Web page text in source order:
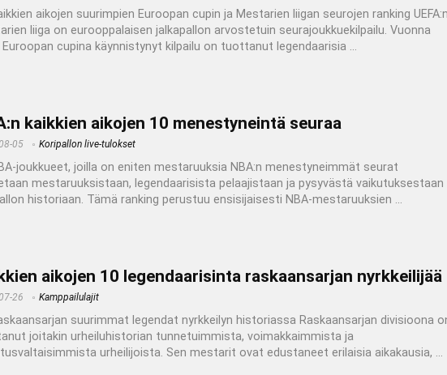
aikojen suurimpien Euroopan cupin ja Mestarien liigan seurojen ranking
liiga on eurooppalaisen jalkapallon arvostetuin seurajoukkuekilpailu. Vuonna
Euroopan cupina käynnistynyt kilpailu on tuottanut legendaarisia ...
kaikkien aikojen 10 menestyneintä seuraa
05 Koripallon live-tulokset
joukkueet, joilla on eniten mestaruuksia NBA:n menestyneimmät seurat
mestaruuksistaan, legendaarisista pelaajistaan ja pysyvästä vaikutuksestaan
historiaan. Tämä ranking perustuu ensisijaisesti NBA-mestaruuksien ...
aikojen 10 legendaarisinta raskaansarjan nyrkkeilijää
26 Kamppailulajit
suurimmat legendat nyrkkeilyn historiassa Raskaansarjan divisioona
joitakin urheiluhistorian tunnetuimmista, voimakkaimmista ja
urheilijoista. Sen mestarit ovat edustaneet erilaisia aikakausia, ...